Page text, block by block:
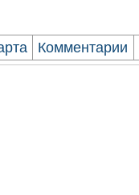
Комментарии